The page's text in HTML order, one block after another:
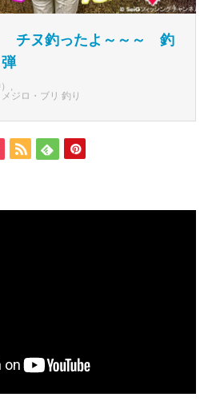
チヌ釣ったよ～～～ 釣
ジロ・ブリ 釣り